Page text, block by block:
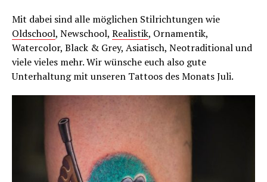
Mit dabei sind alle möglichen Stilrichtungen wie
Oldschool, Newschool, Realistik, Ornamentik,
Watercolor, Black & Grey, Asiatisch, Neotraditional und
viele vieles mehr. Wir wünsche euch also gute
Unterhaltung mit unseren Tattoos des Monats Juli.